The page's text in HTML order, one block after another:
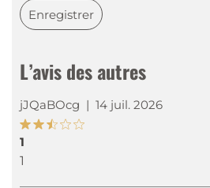
L’avis des autres
jJQaBOcg | 14 juil. 2026
1
1
Enregistrer